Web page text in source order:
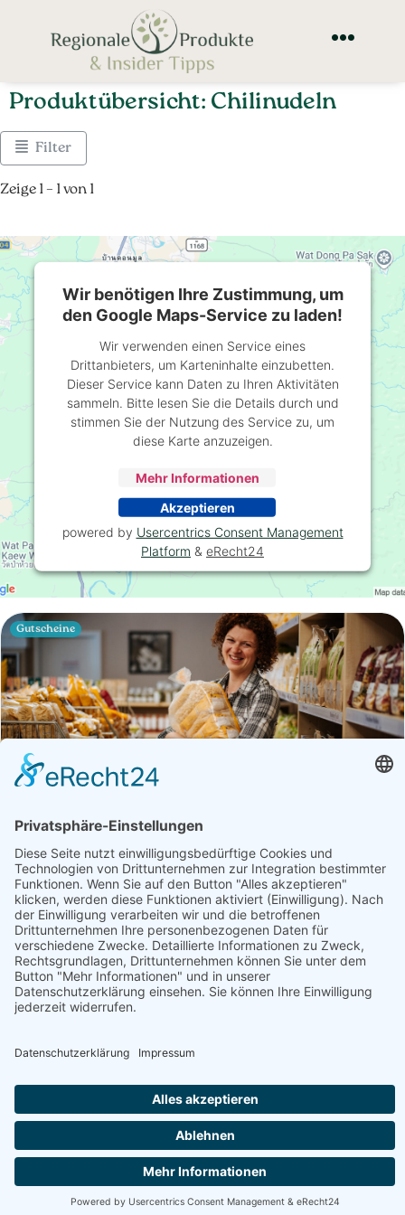
Produktübersicht: Chilinudeln
Filter
Zeige 1 – 1 von 1
Betrieb Öffnungszeiten
Nudelfabrik & Markt Cafe
Fisch, Fleisch, Gastronomie, Geschenke, Getränke,
Getreideprodukte, Gourmet-Zutaten, Handwerk, Honig,
Aufstriche & Co, Milchprodukte, Obst & Gemüse, Süßes &
Snacks, Weitere Hofprodukte
Produktübersicht
Aceto Balsamico, Algensalz, Aroma-Öl, Backerbsen,
Gutscheine
Wir benötigen Ihre Zustimmung, um
den Google Maps-Service zu laden!
Wir verwenden einen Service eines
Drittanbieters, um Karteninhalte einzubetten.
Dieser Service kann Daten zu Ihren Aktivitäten
sammeln. Bitte lesen Sie die Details durch und
stimmen Sie der Nutzung des Service zu, um
diese Karte anzuzeigen.
Mehr Informationen
Akzeptieren
powered by Usercentrics Consent Management
Platform & eRecht24